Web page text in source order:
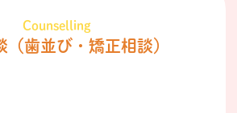
Counselling
（歯並び・矯正相談）